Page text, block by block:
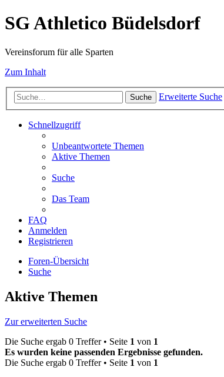
SG Athletico Büdelsdorf
Vereinsforum für alle Sparten
Zum Inhalt
Suche Erweiterte Suche
Schnellzugriff
Unbeantwortete Themen
Aktive Themen
Suche
Das Team
FAQ
Anmelden
Registrieren
Foren-Übersicht
Suche
Aktive Themen
Zur erweiterten Suche
Die Suche ergab 0 Treffer • Seite 1 von 1
Es wurden keine passenden Ergebnisse gefunden.
Die Suche ergab 0 Treffer • Seite 1 von 1